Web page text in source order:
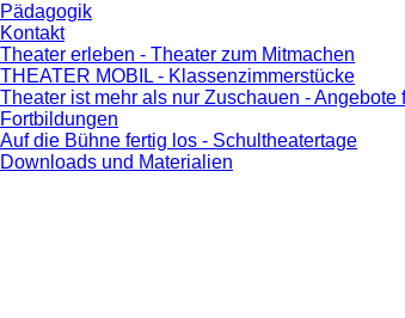
Pädagogik
Kontakt
Theater erleben - Theater zum Mitmachen
THEATER MOBIL - Klassenzimmerstücke
Theater ist mehr als nur Zuschauen - Angebote
Fortbildungen
Auf die Bühne fertig los - Schultheatertage
Downloads und Materialien